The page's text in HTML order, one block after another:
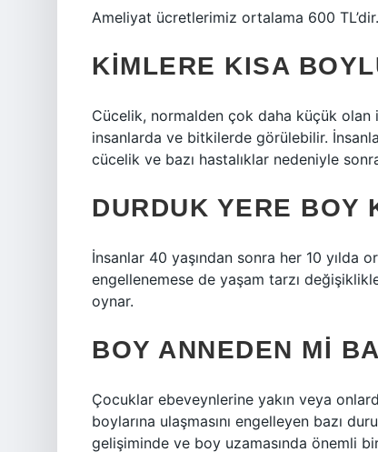
Ameliyat ücretlerimiz ortalama 600 TL’dir.
KIMLERE KISA
Cücelik, normalden çok daha küçük
insanlarda ve bitkilerde görülebilir.
cücelik ve bazı hastalıklar nedeniyle
DURDUK YERE BOY
İnsanlar 40 yaşından sonra her 10 yılda
engellenemese de yaşam tarzı
oynar.
BOY ANNEDEN MI
Çocuklar ebeveynlerine yakın veya
boylarına ulaşmasını engelleyen bazı
gelişiminde ve boy uzamasında önemli